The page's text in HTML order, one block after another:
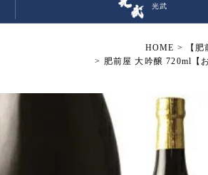
光武
HOME 【
肥前屋 大吟醸 720ml【